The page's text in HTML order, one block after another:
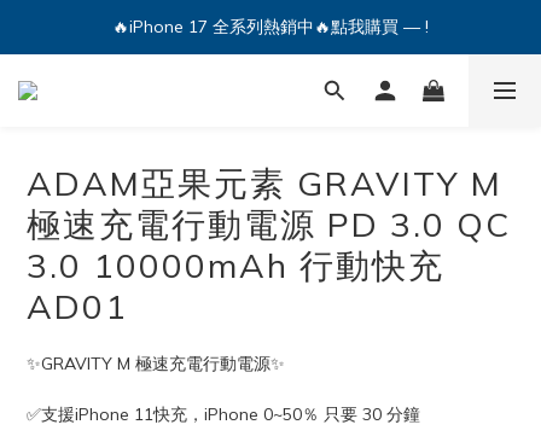
🔥iPhone 17 全系列熱銷中🔥點我購買 — !
💕加入Q哥 Line 新好友領優惠券！🎫
🔥iPhone 17 全系列熱銷中🔥點我購買 — !
ADAM亞果元素 GRAVITY M
極速充電行動電源 PD 3.0 QC
3.0 10000mAh 行動快充
AD01
✨GRAVITY M 極速充電行動電源✨
✅支援iPhone 11快充，iPhone 0~50％ 只要 30 分鐘